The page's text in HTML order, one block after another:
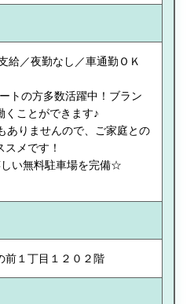
給／夜勤なし／車通勤ＯＫ
トの方多数活躍中！ブラン
くことができます♪
りませんので、ご家庭との
メです！
い無料駐車場を完備☆
前１丁目１２０２階